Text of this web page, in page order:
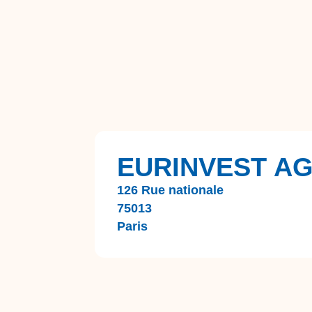
EURINVEST
126 Rue nationale
75013
Paris